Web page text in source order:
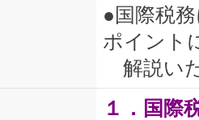
●国際税
ポイント
解説い
１．国際